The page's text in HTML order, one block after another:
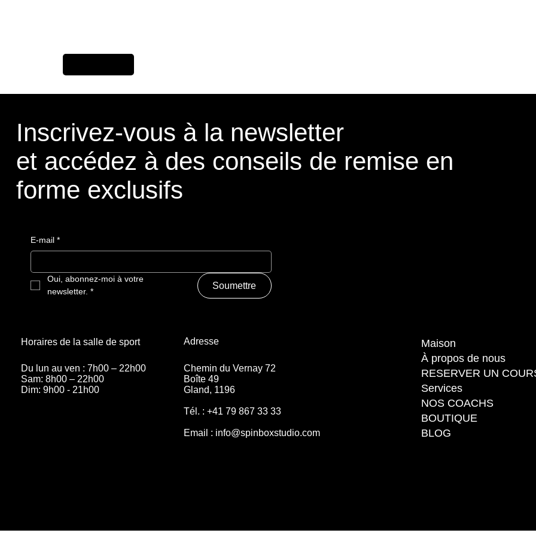
Inscrivez-vous à la newsletter
et accédez à des conseils de remise en
forme exclusifs
E-mail *
Oui, abonnez-moi à votre
newsletter. *
Soumettre
Adresse
Chemin du Vernay 72
Boîte 49
Gland, 1196
Tél. : +41 79 867 33 33
Email : info@spinboxstudio.com
Horaires de la salle de sport
Du lun au ven : 7h00 – 22h00
Sam: 8h00 – 22h00
Dim: 9h00 - 21h00
Maison
À propos de nous
RESERVER UN
Services
NOS COACHS
BOUTIQUE
BLOG